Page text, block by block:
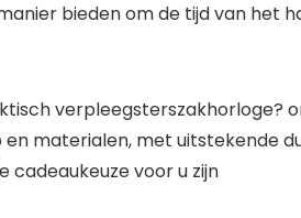
bieden om de tijd van het
verpleegsterszakhorloge?
materialen, met uitstekende
cadeaukeuze voor u zijn